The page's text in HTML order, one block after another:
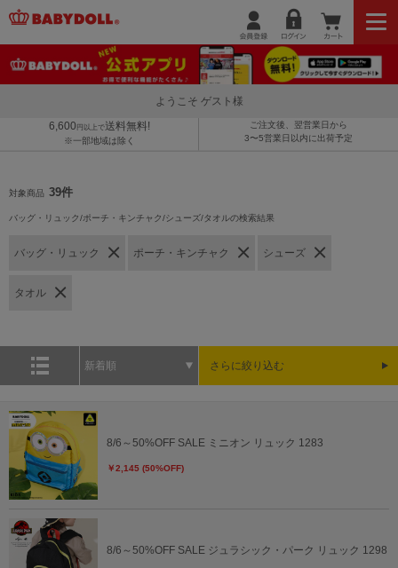
ようこそ ゲスト様
6,600 円以上で送料無料!
※一部地域は除く
ご注文後、翌営業日から
3〜5営業日以内に出荷予定
対象商品 39件
バッグ・リュック/ポーチ・キンチャク/シューズ/タオルの検索結果
バッグ・リュック ポーチ・キンチャク シューズ
タオル
新着順 さらに絞り込む
8/6～50%OFF SALE ミニオン リュック 1283
￥2,145 (50%OFF)
8/6～50%OFF SALE ジュラシック・パーク リュック 1298